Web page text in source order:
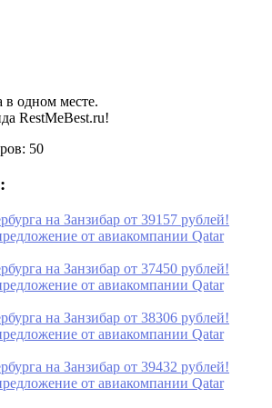
в одном месте.
RestMeBest.ru!
50
на Занзибар от 39157 рублей!
от авиакомпании Qatar
на Занзибар от 37450 рублей!
от авиакомпании Qatar
на Занзибар от 38306 рублей!
от авиакомпании Qatar
на Занзибар от 39432 рублей!
от авиакомпании Qatar